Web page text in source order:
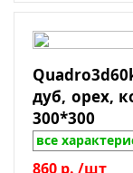
Толщина
дуб, орех,
300*300
все
860 р. /шт